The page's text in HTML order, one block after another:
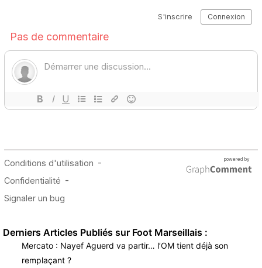
Derniers Articles Publiés sur Foot Marseillais :
Mercato : Nayef Aguerd va partir… l’OM tient déjà son
remplaçant ?